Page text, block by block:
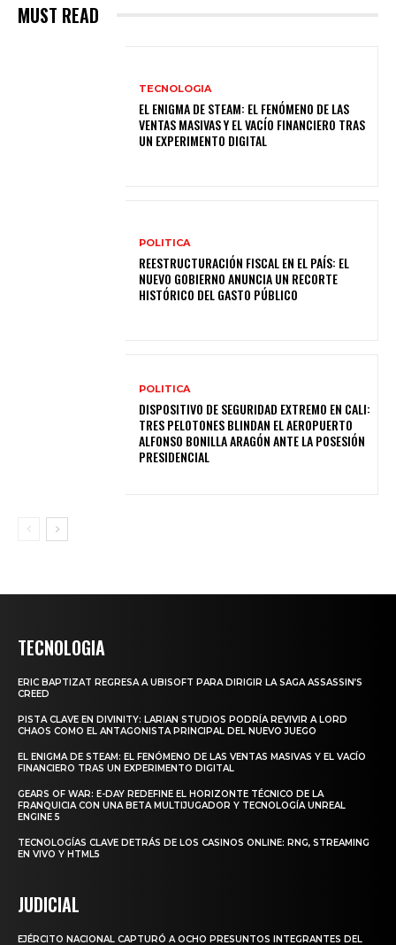
MUST READ
TECNOLOGIA
EL ENIGMA DE STEAM: EL FENÓMENO DE LAS
VENTAS MASIVAS Y EL VACÍO FINANCIERO TRAS
UN EXPERIMENTO DIGITAL
POLITICA
REESTRUCTURACIÓN FISCAL EN EL PAÍS: EL
NUEVO GOBIERNO ANUNCIA UN RECORTE
HISTÓRICO DEL GASTO PÚBLICO
POLITICA
DISPOSITIVO DE SEGURIDAD EXTREMO EN CALI:
TRES PELOTONES BLINDAN EL AEROPUERTO
ALFONSO BONILLA ARAGÓN ANTE LA POSESIÓN
PRESIDENCIAL
TECNOLOGIA
ERIC BAPTIZAT REGRESA A UBISOFT PARA DIRIGIR LA SAGA ASSASSIN’S
CREED
PISTA CLAVE EN DIVINITY: LARIAN STUDIOS PODRÍA REVIVIR A LORD
CHAOS COMO EL ANTAGONISTA PRINCIPAL DEL NUEVO JUEGO
EL ENIGMA DE STEAM: EL FENÓMENO DE LAS VENTAS MASIVAS Y EL VACÍO
FINANCIERO TRAS UN EXPERIMENTO DIGITAL
GEARS OF WAR: E-DAY REDEFINE EL HORIZONTE TÉCNICO DE LA
FRANQUICIA CON UNA BETA MULTIJUGADOR Y TECNOLOGÍA UNREAL
ENGINE 5
TECNOLOGÍAS CLAVE DETRÁS DE LOS CASINOS ONLINE: RNG, STREAMING
EN VIVO Y HTML5
JUDICIAL
EJÉRCITO NACIONAL CAPTURÓ A OCHO PRESUNTOS INTEGRANTES DEL